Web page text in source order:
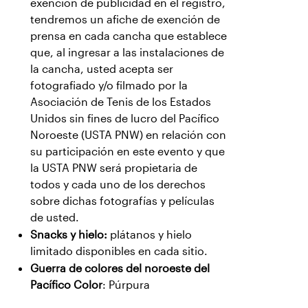
exención de publicidad en el registro,
tendremos un afiche de exención de
prensa en cada cancha que establece
que, al ingresar a las instalaciones de
la cancha, usted acepta ser
fotografiado y/o filmado por la
Asociación de Tenis de los Estados
Unidos sin fines de lucro del Pacífico
Noroeste (USTA PNW) en relación con
su participación en este evento y que
la USTA PNW será propietaria de
todos y cada uno de los derechos
sobre dichas fotografías y películas
de usted.
Snacks y hielo: plátanos y hielo
limitado disponibles en cada sitio.
Guerra de colores del noroeste del
Pacífico Color: Púrpura